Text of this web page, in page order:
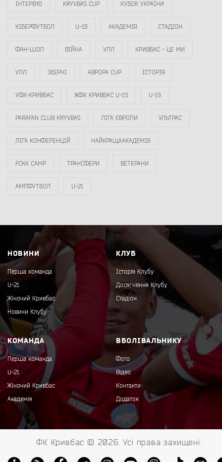
ІНТЕРВ`Ю KRYVBAS CUP КУБОК УКРАЇНИ
КІБЕРФУТБОЛ U-19 АКАДЕМІЯ СТАДІОН
ФАН-ШОП ВІЙНА УПЛ КРИВБАС - ЦЕ МИ
УПЛ ЗБІРНІ АВРОРА CUP ІСТОРІЯ
УФК-КРИВБАС ЖФК КРИВБАС U-15 U-19
PARAFAN CLUB KRYVBAS ЛІГА ЄВРОПИ УЛЬТРАС
ЛІГА КОНФЕРЕНЦІЙ НАЙКРАЩААКАДЕМІЯ
FCKK CAMP ТРАНСФЕРИ ВЕТЕРАНИ
АМПФУТБОЛ U-21
НОВИНИ
Перша команда
U-21
Жіночий Кривбас
Новини Клубу
КЛУБ
Історія Клубу
Досягнення Клубу
Стадіон
КОМАНДА
Перша команда
U-21
Жіночий Кривбас
Академія
ВБОЛІВАЛЬНИКУ
Фото
Відео
Контакти
Додаток
ФК Кривбас © 2026. Усі права захищені.